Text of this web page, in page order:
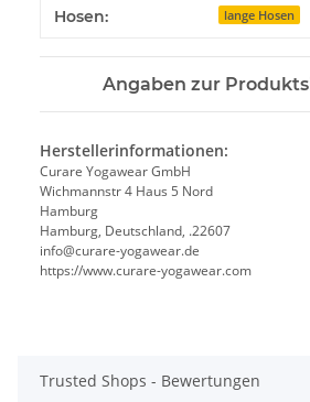
Hosen: lange Hosen
Angaben zur
Herstellerinformationen:
Curare Yogawear GmbH
Wichmannstr 4 Haus 5 Nord
Hamburg
Hamburg, Deutschland, .22607
info@curare-yogawear.de
https://www.curare-yogawear.com
Trusted Shops - Bewertungen